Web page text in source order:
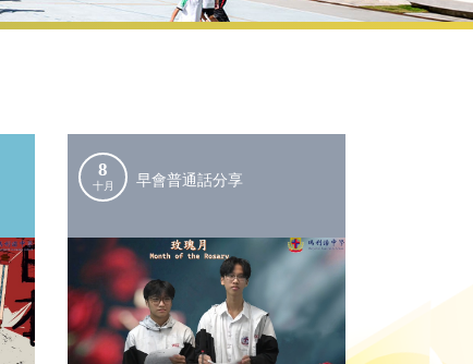
8
十月 早會普通話分享